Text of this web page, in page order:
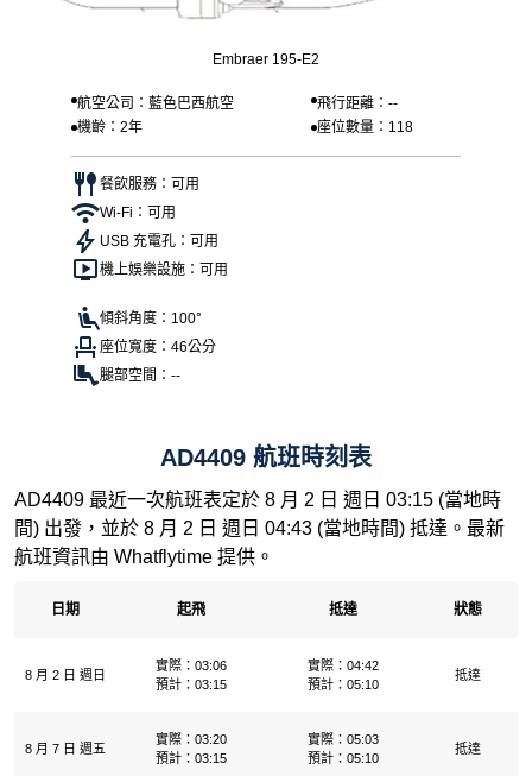
Embraer 195-E2
航空公司：藍色巴西航空
飛行距離：--
機齡：2年
座位數量：118
餐飲服務：可用
Wi-Fi：可用
USB 充電孔：可用
機上娛樂設施：可用
傾斜角度：100°
座位寬度：46公分
腿部空間：--
AD4409 航班時刻表
AD4409 最近一次航班表定於 8 月 2 日 週日 03:15 (當地時
間) 出發，並於 8 月 2 日 週日 04:43 (當地時間) 抵達。最新
航班資訊由 Whatflytime 提供。
日期 起飛 抵達 狀態
8 月 2 日 週日
實際：03:06
預計：03:15
實際：04:42
預計：05:10
抵達
8 月 7 日 週五
實際：03:20
預計：03:15
實際：05:03
預計：05:10
抵達